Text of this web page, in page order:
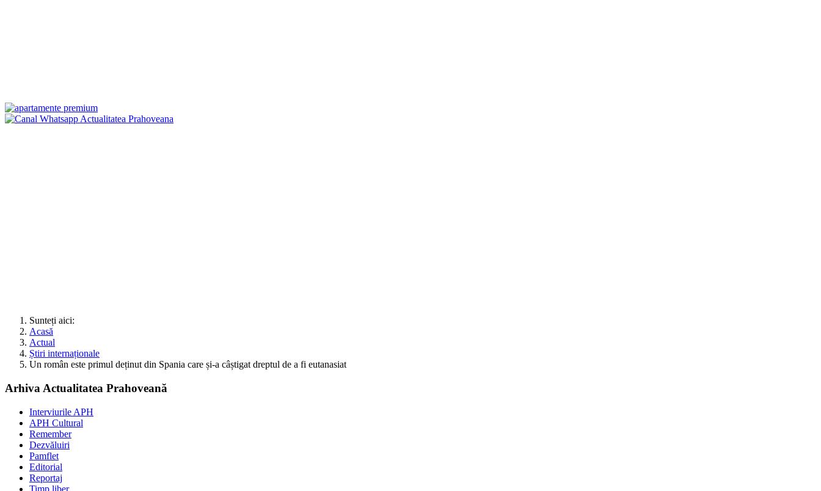
Sunteți aici:
Acasă
Actual
Știri internaționale
Un român este primul deținut din Spania care și-a câștigat dreptul de a fi eutanasiat
Arhiva Actualitatea Prahoveană
Interviurile APH
APH Cultural
Remember
Dezvăluiri
Pamflet
Editorial
Reportaj
Timp liber